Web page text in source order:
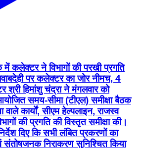
में कलेक्टर ने विभागों की परखी प्रगति
पर कलेक्टर का जोर नीमच, 4
हिमांशु चंद्रा ने मंगलवार को
समय-सीमा (टीएल) समीक्षा बैठक
कार्यों, सीएम हेल्पलाइन, राजस्व
की प्रगति की विस्तृत समीक्षा की।
दिए कि सभी लंबित प्रकरणों का
संतोषजनक निराकरण सुनिश्चित किया